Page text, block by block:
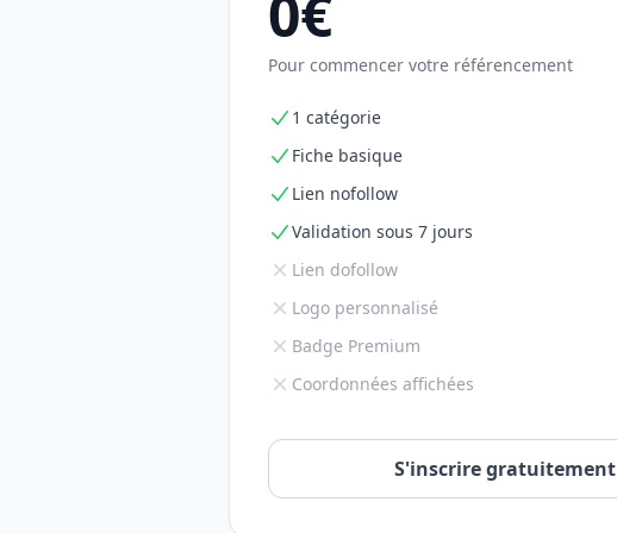
Pour commencer votre référencement
1 catégorie
Fiche basique
Lien nofollow
Validation sous 7 jours
Lien dofollow
Logo personnalisé
Badge Premium
Coordonnées affichées
S'inscrire gratuitement